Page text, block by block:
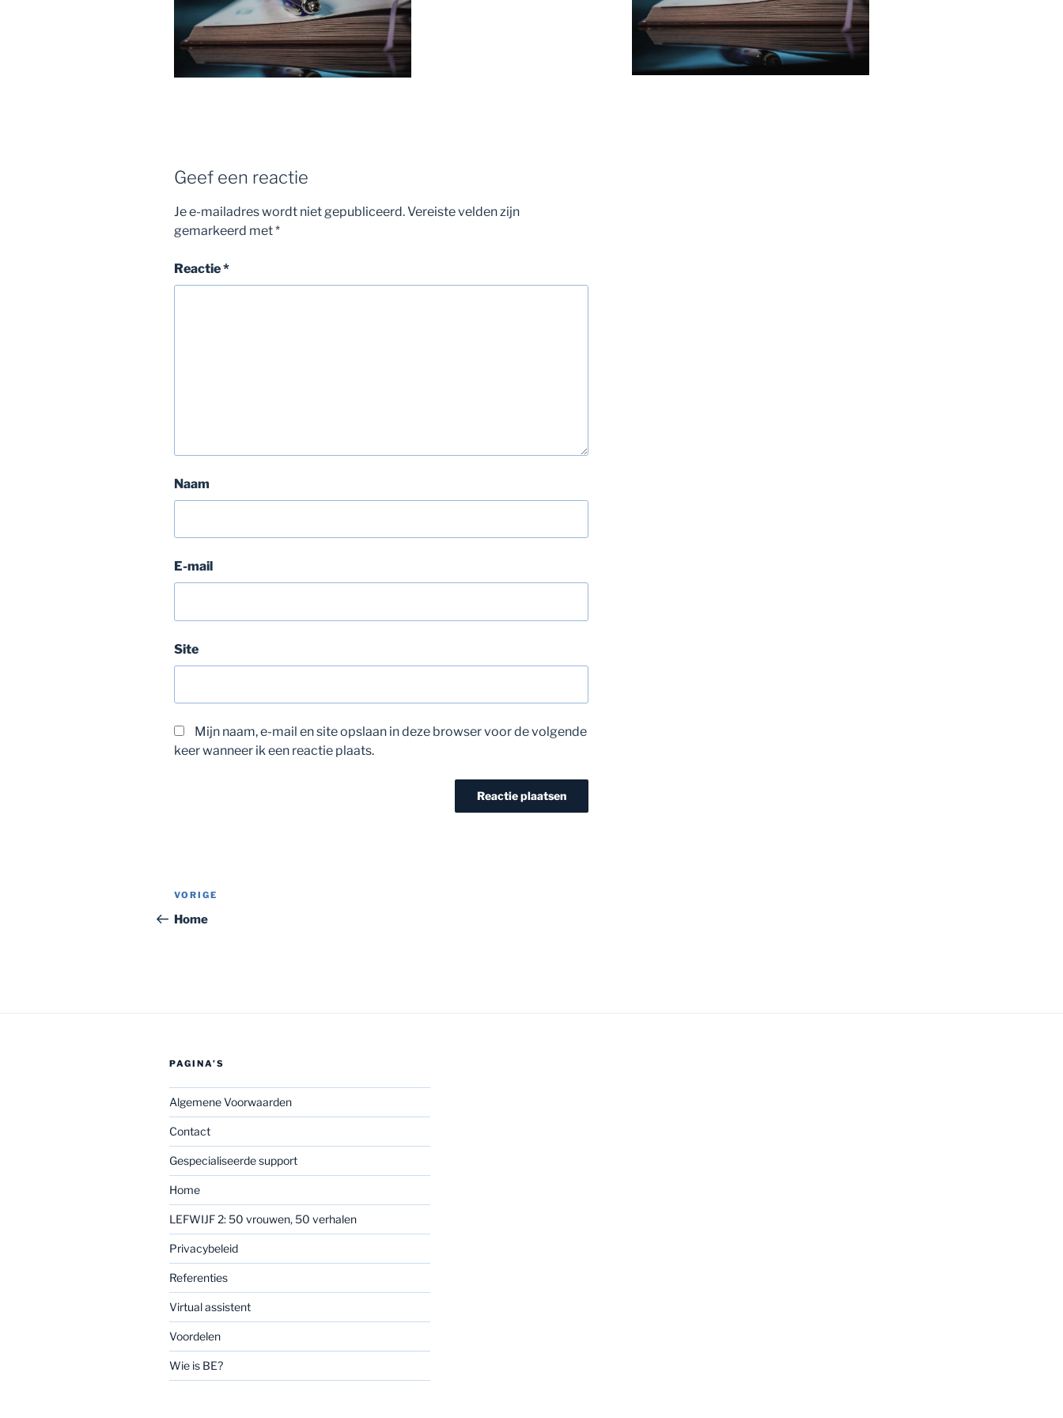
Geef een reactie
Je e-mailadres wordt niet gepubliceerd.Vereiste velden zijn
gemarkeerd met*
Reactie*
Naam
E-mail
Site
Mijn naam, e-mail en site opslaan in deze browser voor de volgende
keer wanneer ik een reactie plaats.
Bericht
navigatie
Vorig
bericht
VORIGE
Home
PAGINA’S
Algemene Voorwaarden
Contact
Gespecialiseerde support
Home
LEFWIJF 2: 50 vrouwen, 50 verhalen
Privacybeleid
Referenties
Virtual assistent
Voordelen
Wie is BE?